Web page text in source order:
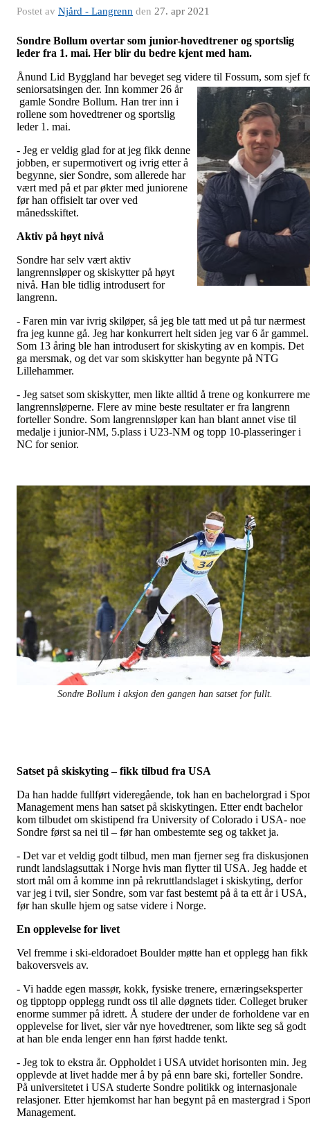
Postet av Njård - Langrenn den 27. apr 2021
Sondre Bollum overtar som junior-hovedtrener og sportslig
leder fra 1. mai. Her blir du bedre kjent med ham.
Ånund Lid Byggland har beveget seg videre til Fossum, som sjef
seniorsatsingen der. Inn kommer 26 år
gamle Sondre Bollum. Han trer inn i
rollene som hovedtrener og sportslig
leder 1. mai.
- Jeg er veldig glad for at jeg fikk denne
jobben, er supermotivert og ivrig etter å
begynne, sier Sondre, som allerede har
vært med på et par økter med juniorene
før han offisielt tar over ved
månedsskiftet.
Aktiv på høyt nivå
Sondre har selv vært aktiv
langrennsløper og skiskytter på høyt
nivå. Han ble tidlig introdusert for
langrenn.
- Faren min var ivrig skiløper, så jeg ble tatt med ut på tur nærmest
fra jeg kunne gå. Jeg har konkurrert helt siden jeg var 6 år gammel.
Som 13 åring ble han introdusert for skiskyting av en kompis. Det
ga mersmak, og det var som skiskytter han begynte på NTG
Lillehammer.
- Jeg satset som skiskytter, men likte alltid å trene og konkurrere
langrennsløperne. Flere av mine beste resultater er fra langrenn
forteller Sondre. Som langrennsløper kan han blant annet vise til
medalje i junior-NM, 5.plass i U23-NM og topp 10-plasseringer i
NC for senior.
Sondre Bollum i aksjon den gangen han satset for fullt.
Satset på skiskyting – fikk tilbud fra USA
Da han hadde fullført videregående, tok han en bachelorgrad i
Management mens han satset på skiskytingen. Etter endt bachelor
kom tilbudet om skistipend fra University of Colorado i USA- noe
Sondre først sa nei til – før han ombestemte seg og takket ja.
- Det var et veldig godt tilbud, men man fjerner seg fra diskusjonen
rundt landslagsuttak i Norge hvis man flytter til USA. Jeg hadde et
stort mål om å komme inn på rekruttlandslaget i skiskyting, derfor
var jeg i tvil, sier Sondre, som var fast bestemt på å ta ett år i USA,
før han skulle hjem og satse videre i Norge.
En opplevelse for livet
Vel fremme i ski-eldoradoet Boulder møtte han et opplegg han fikk
bakoversveis av.
- Vi hadde egen massør, kokk, fysiske trenere, ernæringseksperter
og tipptopp opplegg rundt oss til alle døgnets tider. Colleget bruker
enorme summer på idrett. Å studere der under de forholdene var en
opplevelse for livet, sier vår nye hovedtrener, som likte seg så godt
at han ble enda lenger enn han først hadde tenkt.
- Jeg tok to ekstra år. Oppholdet i USA utvidet horisonten min. Jeg
opplevde at livet hadde mer å by på enn bare ski, forteller Sondre.
På universitetet i USA studerte Sondre politikk og internasjonale
relasjoner. Etter hjemkomst har han begynt på en mastergrad i
Management.